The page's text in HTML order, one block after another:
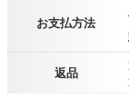
お支払方法
返品